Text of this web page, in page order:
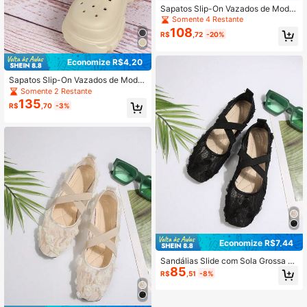
Economize R$4,20
Sapatos Slip-On Vazados de Moda
Feminina, Sandálias Leves de Sola
Grossa para Praia, Férias e Jardim,
Macias e Confortáveis para Uso Int
Somente 2 Restante
R$135 ,70 -3%
Sapatos Slip-On Vazados de Moda
Feminina, Sandálias Leves e Macia
s Confortáveis para Praia/Interno/J
ardim Externo
Somente 4 Restante
R$108 ,72 -20%
Economize R$7,44
Sandálias Slide com Sola Grossa pa
ra Meninas, Chinelos Anabela com
Design de Tiras Cruzadas, Sapatos
R$85 ,51 -8%